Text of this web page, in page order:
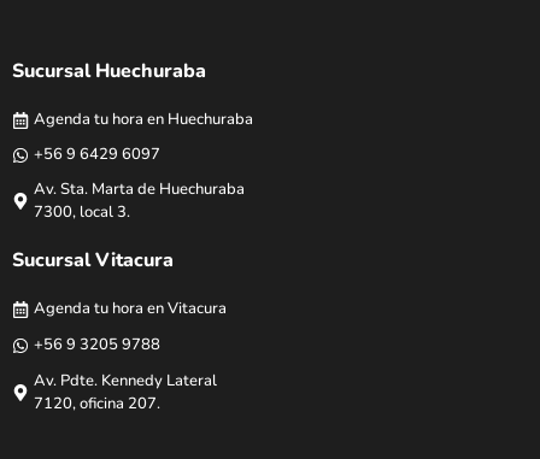
Sucursal Huechuraba
Agenda tu hora en Huechuraba
+56 9 6429 6097
Av. Sta. Marta de Huechuraba
7300, local 3.
Sucursal Vitacura
Agenda tu hora en Vitacura
+56 9 3205 9788
Av. Pdte. Kennedy Lateral
7120, oficina 207.